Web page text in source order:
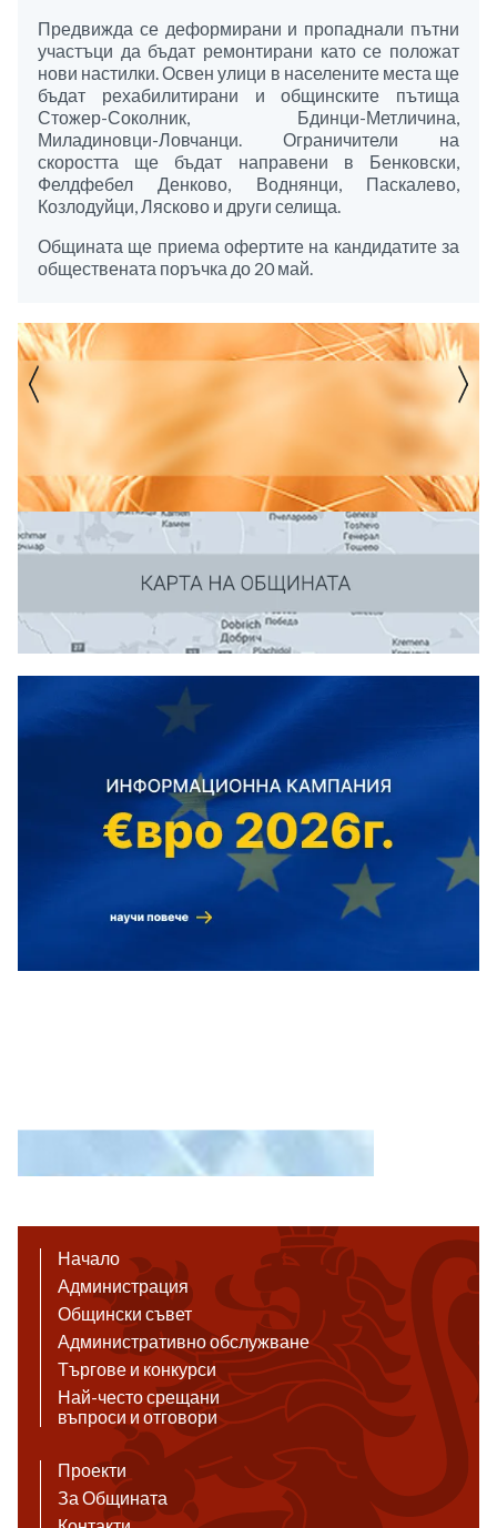
Предвижда се деформирани и пропаднали пътни
участъци да бъдат ремонтирани като се положат
нови настилки. Освен улици в населените места ще
бъдат рехабилитирани и общинските пътища
Стожер-Соколник, Бдинци-Метличина,
Миладиновци-Ловчанци. Ограничители на
скоростта ще бъдат направени в Бенковски,
Фелдфебел Денково, Воднянци, Паскалево,
Козлодуйци, Лясково и други селища.
Общината ще приема офертите на кандидатите за
обществената поръчка до 20 май.
Начало
Администрация
Общински съвет
Административно обслужване
Търгове и конкурси
Най-често срещани
въпроси и отговори
Проекти
За Общината